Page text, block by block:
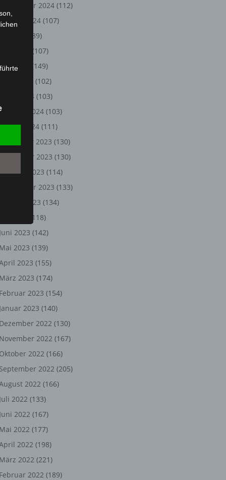
September 2024 (112)
August 2024 (107)
(89)
(107)
Mai 2024
(149)
(102)
März 2024 (103)
2024 (103)
2024 (111)
Dezember 2023 (130)
November 2023 (130)
2023 (114)
September 2023 (133)
August 2023 (134)
(118)
Juni 2023 (142)
Mai 2023 (139)
2023 (155)
März 2023 (174)
Februar 2023 (154)
Januar 2023 (140)
Dezember 2022 (130)
November 2022 (167)
Oktober 2022 (166)
September 2022 (205)
2022 (166)
Juli 2022 (133)
Juni 2022 (167)
Mai 2022 (177)
2022 (198)
März 2022 (221)
Februar 2022 (189)
oder